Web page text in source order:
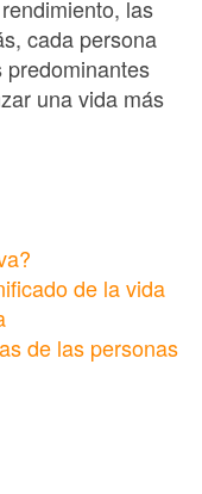
las
cada persona
una vida más
de la vida
de las personas